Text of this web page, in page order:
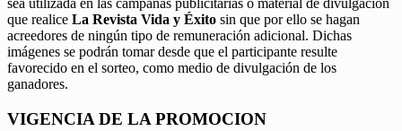
sea utilizada en las campañas publicitarias o material de divulgación
que realice La Revista Vida y Éxito sin que por ello se hagan
acreedores de ningún tipo de remuneración adicional. Dichas
imágenes se podrán tomar desde que el participante resulte
favorecido en el sorteo, como medio de divulgación de los
ganadores.
VIGENCIA DE LA PROMOCION